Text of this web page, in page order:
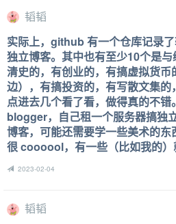
韬韬
实际上，github 有一个仓库记录
独立博客。其中也有至少10个是
清史的，有创业的，有搞虚拟货
边），有搞投资的，有写散文集
点进去几个看了看，做得真的不
blogger，自己租一个服务器搞独
博客，可能还需要学一些美术的
很 coooool，有一些（比如我的）
2023-02-04
韬韬